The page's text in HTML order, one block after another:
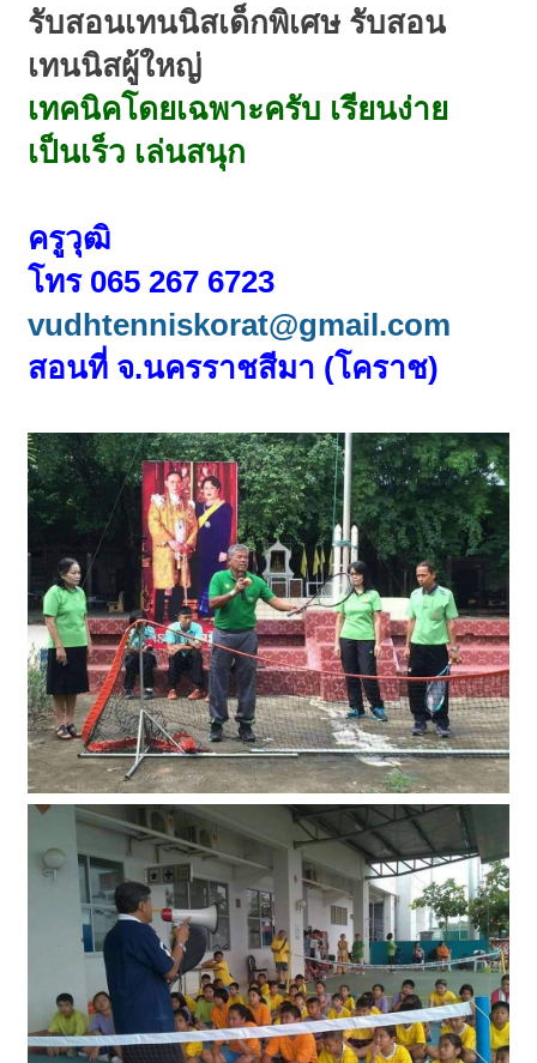
รับสอนเทนนิสเด็กพิเศษ รับสอน
เทนนิสผู้ใหญ่
เทคนิคโดยเฉพาะครับ เรียนง่าย
เป็นเร็ว เล่นสนุก
ครูวุฒิ
โทร 065 267 6723
vudhtenniskorat@gmail.com
สอนที่ จ.นครราชสีมา (โคราช)